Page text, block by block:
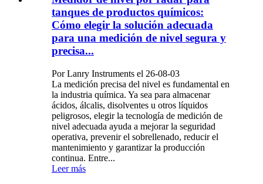
tanques de productos químicos:
Cómo elegir la solución adecuada
para una medición de nivel segura y
precisa...
Por Lanry Instruments el 26-08-03
La medición precisa del nivel es fundamental en
la industria química. Ya sea para almacenar
ácidos, álcalis, disolventes u otros líquidos
peligrosos, elegir la tecnología de medición de
nivel adecuada ayuda a mejorar la seguridad
operativa, prevenir el sobrellenado, reducir el
mantenimiento y garantizar la producción
continua. Entre...
Leer más